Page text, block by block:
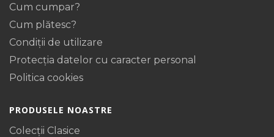
Cum cumpar?
Cum plătesc?
Condiții de utilizare
Protecţia datelor cu caracter personal
Politica cookies
PRODUSELE NOASTRE
Colecții Clasice